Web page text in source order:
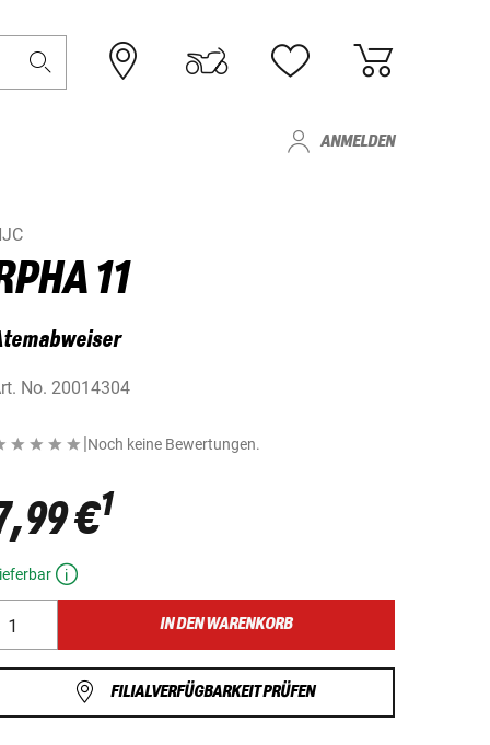
ANMELDEN
11
No. 20014304
|Noch keine Bewertungen.
€1
IN DEN WARENKORB
FILIALVERFÜGBARKEIT PRÜFEN